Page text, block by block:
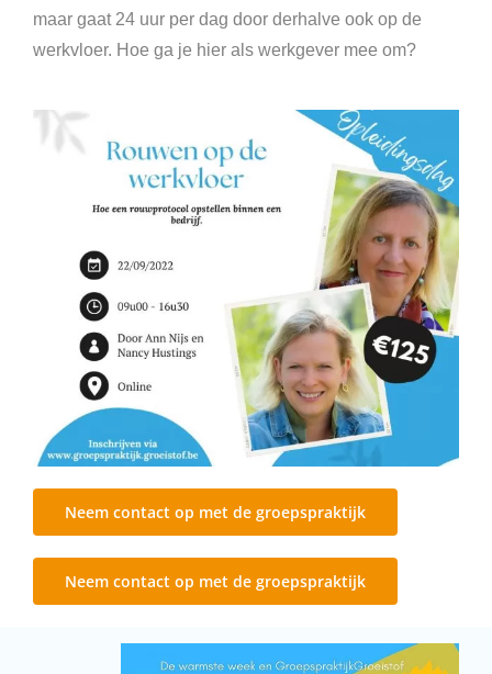
maar gaat 24 uur per dag door derhalve ook op de
werkvloer. Hoe ga je hier als werkgever mee om?
Neem contact op met de groepspraktijk
Neem contact op met de groepspraktijk